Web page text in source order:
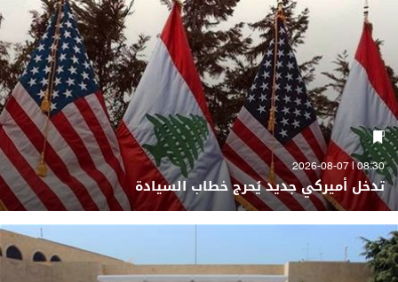
08:30 | 2026-08-07
تدخل أميركي جديد يُحرج خطاب السيادة